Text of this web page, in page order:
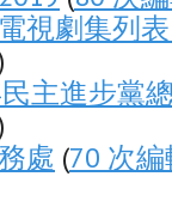
視劇集列
主進步黨
處 (70 次